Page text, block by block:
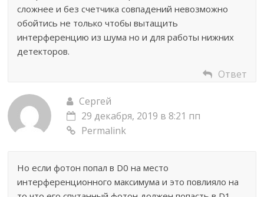
сложнее и без счетчика совпадений невозможно
обойтись не только чтобы вытащить
интерференцию из шума но и для работы нижних
детекторов.
Ответ
Сергей
29 декабря, 2019 в 8:21 пп
Permalink
Но если фотон попал в D0 на место
интерференционного максимума и это повлияло на